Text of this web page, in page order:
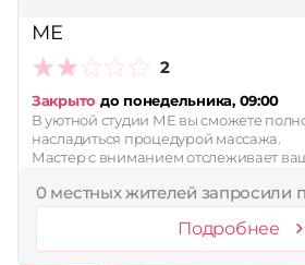
Принимает сертификаты
Сбросить
МЕ
2
Закрыто до понедельника, 09:00
В уютной студии МЕ вы сможете
насладиться процедурой массажа.
Мастер с вниманием отслеживает
0 местных жителей запросили
Подробнее